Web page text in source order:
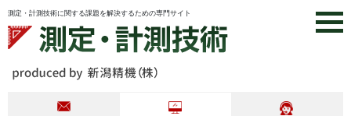
Skip
to
content
測定・計測技術に関する課題を解決するための専門サイト